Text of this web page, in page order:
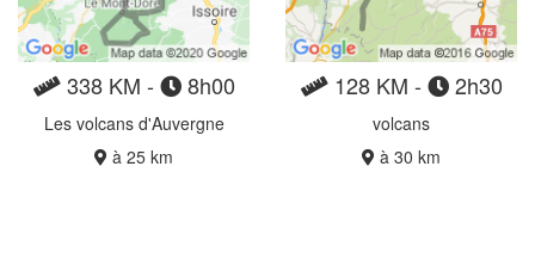
338 KM - 8h00
Les volcans d'Auvergne
à 25 km
128 KM - 2h30
volcans
à 30 km